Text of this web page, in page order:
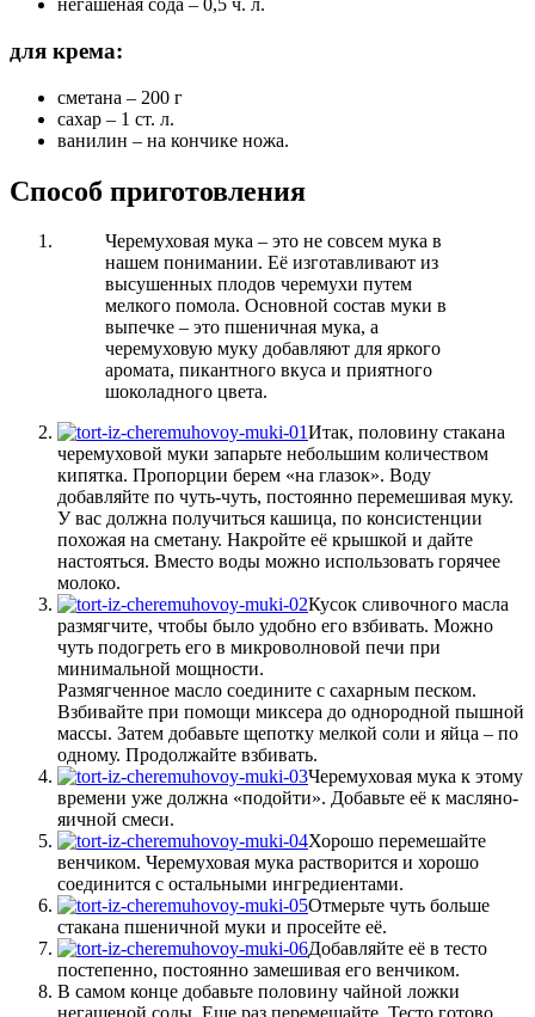
негашеная сода – 0,5 ч. л.
для крема:
сметана – 200 г
сахар – 1 ст. л.
ванилин – на кончике ножа.
Способ приготовления
Черемуховая мука – это не совсем мука в
нашем понимании. Её изготавливают из
высушенных плодов черемухи путем
мелкого помола. Основной состав муки в
выпечке – это пшеничная мука, а
черемуховую муку добавляют для яркого
аромата, пикантного вкуса и приятного
шоколадного цвета.
Итак, половину стакана
черемуховой муки запарьте небольшим количеством
кипятка. Пропорции берем «на глазок». Воду
добавляйте по чуть-чуть, постоянно перемешивая муку.
У вас должна получиться кашица, по консистенции
похожая на сметану. Накройте её крышкой и дайте
настояться. Вместо воды можно использовать горячее
молоко.
Кусок сливочного масла
размягчите, чтобы было удобно его взбивать. Можно
чуть подогреть его в микроволновой печи при
минимальной мощности.
Размягченное масло соедините с сахарным песком.
Взбивайте при помощи миксера до однородной пышной
массы. Затем добавьте щепотку мелкой соли и яйца – по
одному. Продолжайте взбивать.
Черемуховая мука к этому
времени уже должна «подойти». Добавьте её к масляно-
яичной смеси.
Хорошо перемешайте
венчиком. Черемуховая мука растворится и хорошо
соединится с остальными ингредиентами.
Отмерьте чуть больше
стакана пшеничной муки и просейте её.
Добавляйте её в тесто
постепенно, постоянно замешивая его венчиком.
В самом конце добавьте половину чайной ложки